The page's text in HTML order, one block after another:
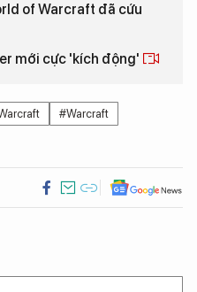
of Warcraft đã cứu
mới cực 'kích động'
#Warcraft